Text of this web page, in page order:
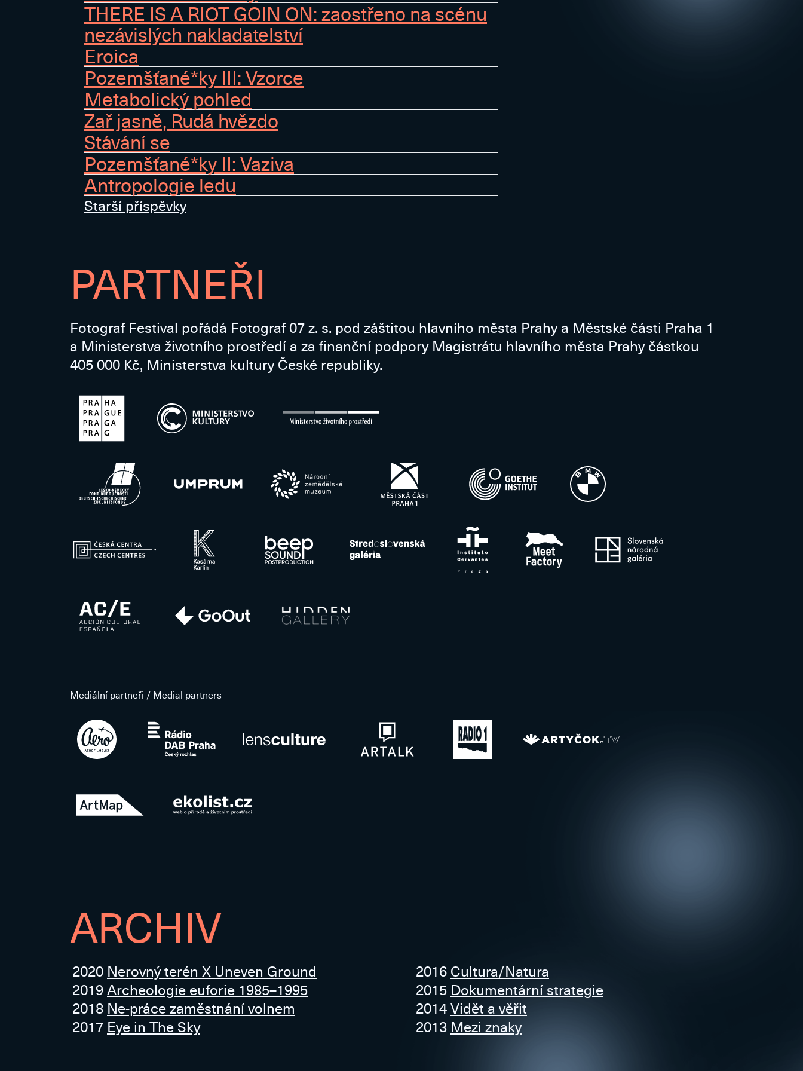
THERE IS A RIOT GOIN ON: zaostřeno na scénu
nezávislých nakladatelství
Eroica
Pozemšťané*ky III: Vzorce
Metabolický pohled
Zař jasně, Rudá hvězdo
Stávání se
Pozemšťané*ky II: Vaziva
Antropologie ledu
Navigace
Starší příspěvky
PARTNEŘI
Fotograf Festival pořádá Fotograf 07 z. s. pod záštitou hlavního města Prahy a Městské části Praha 1
a Ministerstva životního prostředí a za finanční podpory Magistrátu hlavního města Prahy částkou
405 000 Kč, Ministerstva kultury České republiky.
Mediální partneři / Medial partners
ARCHIV
2020 Nerovný terén X Uneven Ground
2019Archeologie euforie 1985–1995
2018 Ne-práce zaměstnání volnem
2017 Eye in The Sky
2016 Cultura/Natura
2015 Dokumentární strategie
2014Vidět a věřit
2013 Mezi znaky